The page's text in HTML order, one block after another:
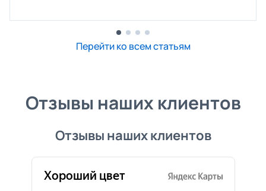
Перейти ко всем статьям
Отзывы наших клиентов
Отзывы наших клиентов